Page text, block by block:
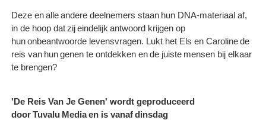
Deze en alle andere deelnemers staan hun DNA-materiaal af,
in de hoop dat zij eindelijk antwoord krijgen op
hun onbeantwoorde levensvragen. Lukt het Els en Caroline de
reis van hun genen te ontdekken en de juiste mensen bij elkaar
te brengen?
'De Reis Van Je Genen' wordt geproduceerd
door Tuvalu Media en is vanaf dinsdag